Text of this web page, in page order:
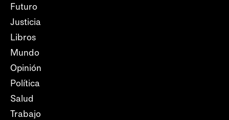
Futuro
Justicia
Libros
Mundo
Opinión
Política
Salud
Trabajo